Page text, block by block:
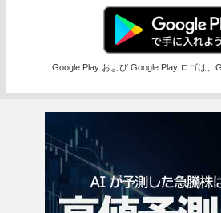
Google Play および Google Play ロゴは、